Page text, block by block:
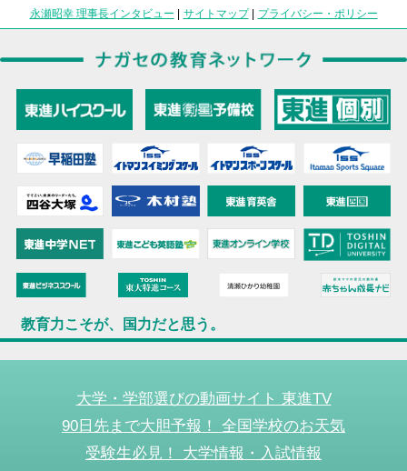
永瀬昭幸 理事長インタビュー | サイトマップ| プライバシー・ポリシー
教育力こそが、国力だと思う。
大学・学部選びの動画サイト 東進TV
90日先まで大胆予報！ 全国学校のお天気
受験生必見！ 大学情報・入試情報